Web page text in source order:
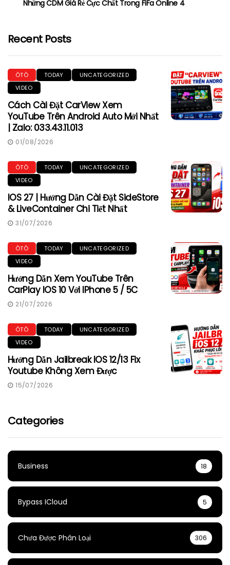
Những CDM Giá Rẻ Cực Chất Trong FiFa Online 4
Recent Posts
ÔTÔ TODAY
UNCATEGORIZED
VIDEO
Cách Cài Đặt CarView Xem
YouTube Trên Android Auto Mới Nhất
| Zalo: 033.43.11.013
01/08/2026
ÔTÔ TODAY
UNCATEGORIZED
VIDEO
IOS 27 | Hướng Dẫn Cài Đặt SideStore
& LiveContainer Chi Tiết Nhất
31/07/2026
ÔTÔ TODAY
UNCATEGORIZED
VIDEO
Hướng Dẫn Xem YouTube Trên
CarPlay IOS 10 Với IPhone 5 / 5C
21/07/2026
ÔTÔ TODAY
UNCATEGORIZED
VIDEO
Hướng Dẫn Jailbreak IOS 12/13 Fix
Youtube Không Xem Được
15/07/2026
Categories
Business 18
Bypass ICloud 5
Chưa Được Phân Loại 306